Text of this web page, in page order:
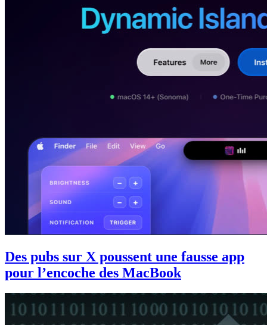
Des pubs sur X poussent une fausse app
pour l’encoche des MacBook